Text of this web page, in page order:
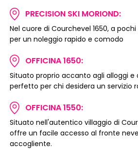
PRECISION SKI MORIOND:
Nel cuore di Courchevel 1650, a
per un noleggio rapido e comodo
OFFICINA 1650:
Situato proprio accanto agli alloggi e
perfetto per chi desidera un servizio
OFFICINA 1550:
Situato nell'autentico villaggio di
offre un facile accesso al fronte
accogliente.